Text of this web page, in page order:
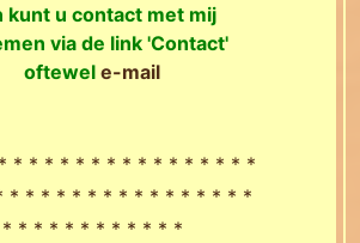
kunt u contact met mij
via de link 'Contact'
oftewel e-mail
* * * * * * * * * * * * * * * *
* * * * * * * * * * * * * * * *
* * * * * * * * * * * *